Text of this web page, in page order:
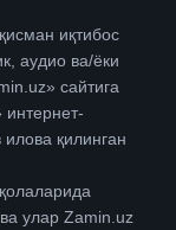
иқтибос
аудио ва/ёки
сайтига
интернет-
қилинган
улар Zamin.uz